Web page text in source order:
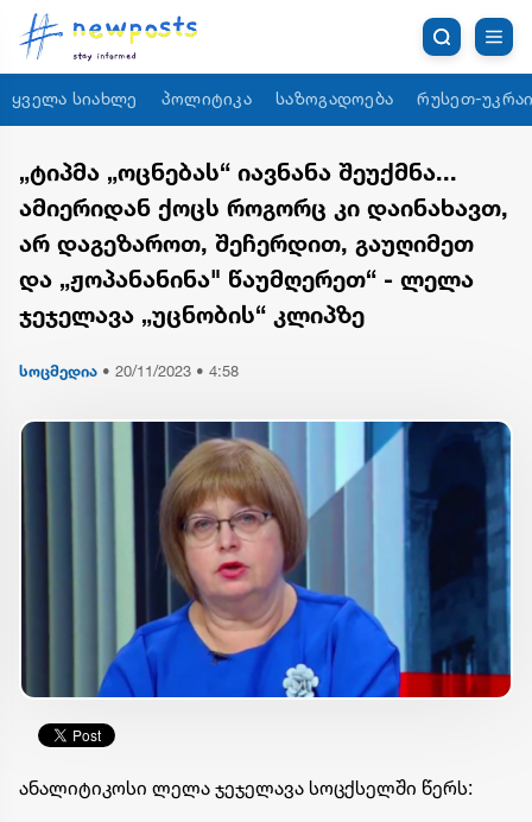
ყველა სიახლე პოლიტიკა საზოგადოება რუსეთ-
„ტიპმა „ოცნებას“ იავნანა შეუქმნა...
ამიერიდან ქოცს როგორც კი დაინახავთ,
არ დაგეზაროთ, შეჩერდით, გაუღიმეთ
და „ჟოპანანინა" წაუმღერეთ“ - ლელა
ჯეჯელავა „უცნობის“ კლიპზე
სოცმედია • 20/11/2023 • 4:58
ანალიტიკოსი ლელა ჯეჯელავა სოცქსელში წერს: